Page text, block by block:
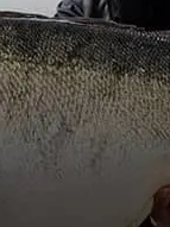
-31%